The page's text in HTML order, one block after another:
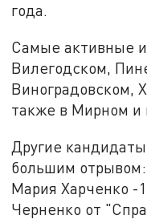
года.
Самые активные
Вилегодском,
Виноградовском,
также в Мирном и
Другие
большим
Мария Харченко -
Черненко от